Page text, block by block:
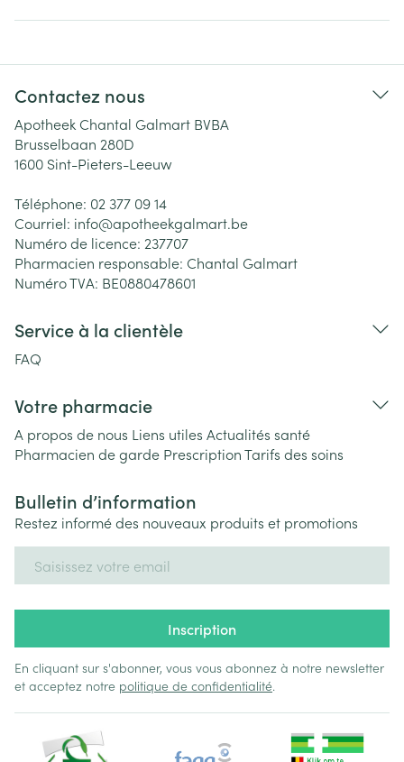
Contactez nous
Apotheek Chantal Galmart BVBA
Brusselbaan 280D
1600 Sint-Pieters-Leeuw
Téléphone: 02 377 09 14
Courriel: info@apotheekgalmart.be
Numéro de licence: 237707
Pharmacien responsable: Chantal Galmart
Numéro TVA: BE0880478601
Service à la clientèle
FAQ
Votre pharmacie
A propos de nous Liens utiles Actualités santé
Pharmacien de garde PrescriptionTarifs des soins
Bulletin d’information
Restez informé des nouveaux produits et promotions
Inscription
En cliquant sur s'abonner, vous vous abonnez à notre newsletter
et acceptez notre politique de confidentialité.